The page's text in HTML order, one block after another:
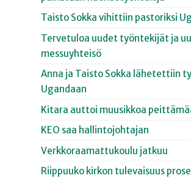
Taisto Sokka vihittiin pastoriksi
Tervetuloa uudet työntekijät ja
messuyhteisö
Anna ja Taisto Sokka lähetettiin
Ugandaan
Kitara auttoi muusikkoa
KEO saa hallintojohtajan
Verkkoraamattukoulu jatkuu
Riippuuko kirkon tulevaisuus